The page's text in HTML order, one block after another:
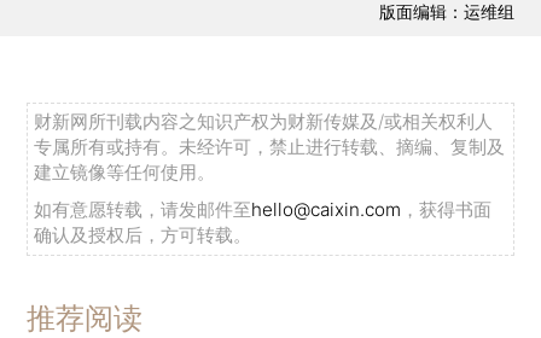
版面编辑：运维组
财新网所刊载内容之知识产权为财新传媒及/或相关权利人
专属所有或持有。未经许可，禁止进行转载、摘编、复制及
建立镜像等任何使用。
如有意愿转载，请发邮件至hello@caixin.com ，获得书面
确认及授权后，方可转载。
推荐阅读